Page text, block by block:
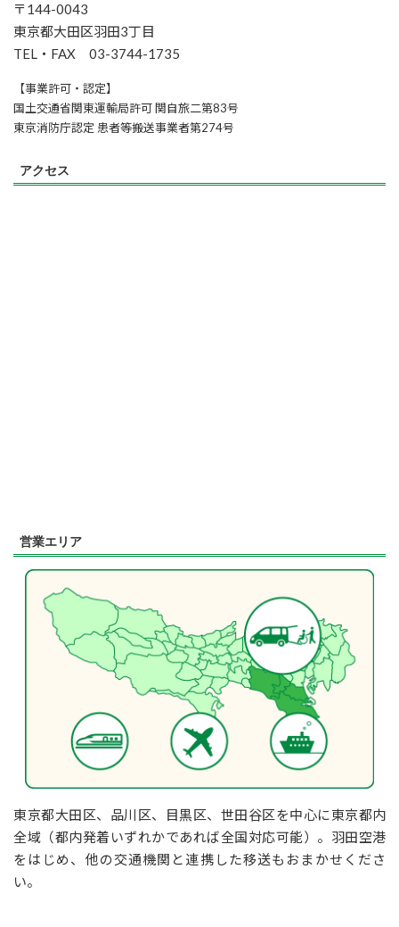
〒144-0043
東京都大田区羽田3丁目
TEL・FAX 03-3744-1735
【事業許可・認定】
国土交通省関東運輸局許可 関自旅二第83号
東京消防庁認定 患者等搬送事業者第274号
アクセス
営業エリア
東京都大田区、品川区、目黒区、世田谷区を中心に東京都内
全域（都内発着いずれかであれば全国対応可能）。羽田空港
をはじめ、他の交通機関と連携した移送もおまかせくださ
い。